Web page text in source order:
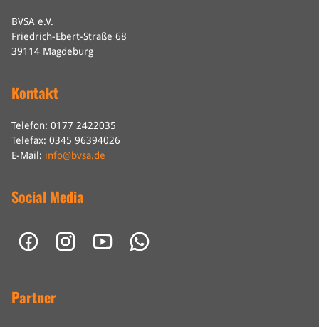
BVSA e.V.
Friedrich-Ebert-Straße 68
39114 Magdeburg
Kontakt
Telefon: 0177 2422035
Telefax: 0345 96394026
E-Mail: info@bvsa.de
Social Media
Partner